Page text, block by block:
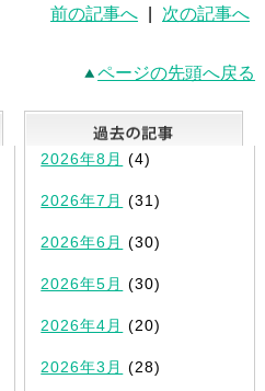
前の記事へ 次の記事へ
ページの先頭へ戻る
最新記事一覧
2026年8月 (4)
2026年7月 (31)
2026年6月 (30)
2026年5月 (30)
2026年4月 (20)
2026年3月 (28)